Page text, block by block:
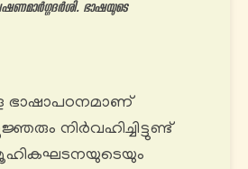
ഭാഷയുടെ
ഭാഷാപഠനമാണ്
നിർവഹിച്ചിട്ടുണ്ട്